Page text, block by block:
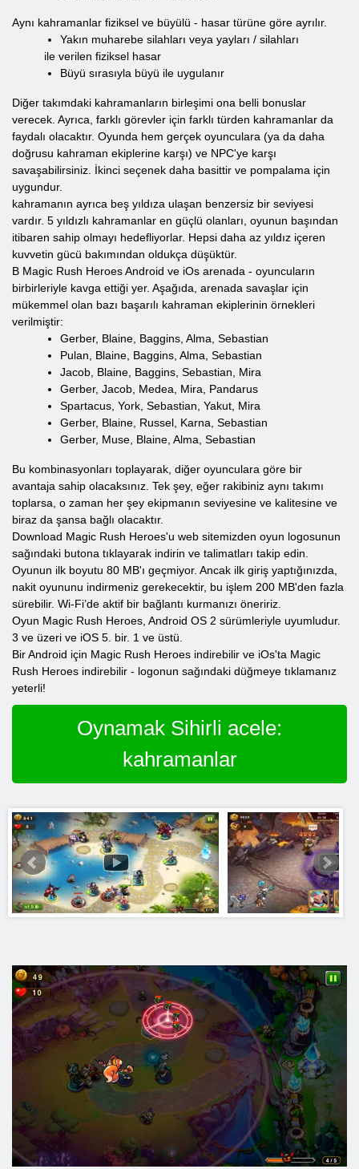
Aynı kahramanlar fiziksel ve büyülü - hasar türüne göre ayrılır.
Yakın muharebe silahları veya yayları / silahları
ile verilen fiziksel hasar
Büyü sırasıyla büyü ile uygulanır
Diğer takımdaki kahramanların birleşimi ona belli bonuslar
verecek. Ayrıca, farklı görevler için farklı türden kahramanlar da
faydalı olacaktır. Oyunda hem gerçek oyunculara (ya da daha
doğrusu kahraman ekiplerine karşı) ve NPC'ye karşı
savaşabilirsiniz. İkinci seçenek daha basittir ve pompalama için
uygundur.
kahramanın ayrıca beş yıldıza ulaşan benzersiz bir seviyesi
vardır. 5 yıldızlı kahramanlar en güçlü olanları, oyunun başından
itibaren sahip olmayı hedefliyorlar. Hepsi daha az yıldız içeren
kuvvetin gücü bakımından oldukça düşüktür.
B Magic Rush Heroes Android ve iOs arenada - oyuncuların
birbirleriyle kavga ettiği yer. Aşağıda, arenada savaşlar için
mükemmel olan bazı başarılı kahraman ekiplerinin örnekleri
verilmiştir:
Gerber, Blaine, Baggins, Alma, Sebastian
Pulan, Blaine, Baggins, Alma, Sebastian
Jacob, Blaine, Baggins, Sebastian, Mira
Gerber, Jacob, Medea, Mira, Pandarus
Spartacus, York, Sebastian, Yakut, Mira
Gerber, Blaine, Russel, Karna, Sebastian
Gerber, Muse, Blaine, Alma, Sebastian
Bu kombinasyonları toplayarak, diğer oyunculara göre bir
avantaja sahip olacaksınız. Tek şey, eğer rakibiniz aynı takımı
toplarsa, o zaman her şey ekipmanın seviyesine ve kalitesine ve
biraz da şansa bağlı olacaktır.
Download Magic Rush Heroes'u web sitemizden oyun logosunun
sağındaki butona tıklayarak indirin ve talimatları takip edin.
Oyunun ilk boyutu 80 MB'ı geçmiyor. Ancak ilk giriş yaptığınızda,
nakit oyununu indirmeniz gerekecektir, bu işlem 200 MB'den fazla
sürebilir. Wi-Fi’de aktif bir bağlantı kurmanızı öneririz.
Oyun Magic Rush Heroes, Android OS 2 sürümleriyle uyumludur.
3 ve üzeri ve iOS 5. bir. 1 ve üstü.
Bir Android için Magic Rush Heroes indirebilir ve iOs'ta Magic
Rush Heroes indirebilir - logonun sağındaki düğmeye tıklamanız
yeterli!
Oynamak Sihirli acele:
kahramanlar